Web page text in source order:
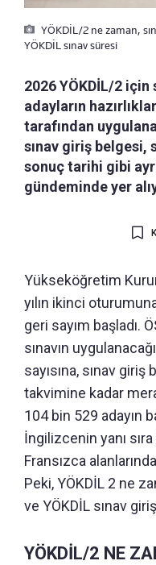
YÖKDİL/2 ne zaman,
YÖKDİL sınav süresi
2026 YÖKDİL/2 için
adayların
tarafından
sınav giriş belgesi,
sonuç tarihi gibi
gündeminde yer
Yükseköğretim
yılın ikinci
geri sayım başladı.
sınavın
sayısına, sınav
takvimine kadar
104 bin 529 adayın
İngilizcenin yanı
Fransızca
Peki, YÖKDİL 2 ne
ve YÖKDİL sınav
YÖKDİL/2 NE